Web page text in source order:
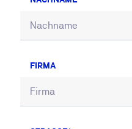
FIRMA